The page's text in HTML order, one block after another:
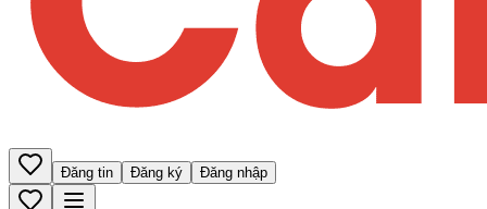
Đăng tin Đăng ký Đăng nhập